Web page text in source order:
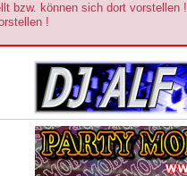
bzw. können sich dort vorstellen !
!